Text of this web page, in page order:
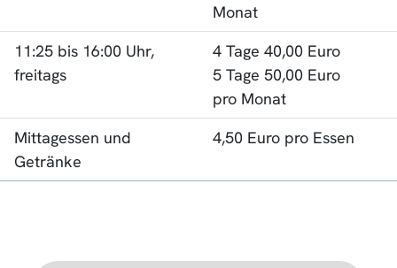
Monat
11:25 bis 16:00 Uhr,
freitags
4 Tage 40,00 Euro
5 Tage 50,00 Euro
pro Monat
Mittagessen und
Getränke
4,50 Euro pro Essen